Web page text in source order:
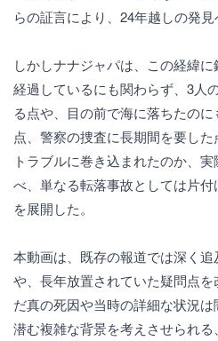
らの証言により、24年越しの発見
しかしナナジャパは、この経緯
経過しているにも関わらず、3人
る点や、目の前で海に落ちたの
点、警察の捜査に長期間を要し
トラブルに巻き込まれたのか、
べ、単なる転落事故としては片
を展開した。
本動画は、既存の報道では深く
や、長年放置されていた疑問点
だ真の死因や当時の詳細な状況
潜む複雑な背景を考えさせられ